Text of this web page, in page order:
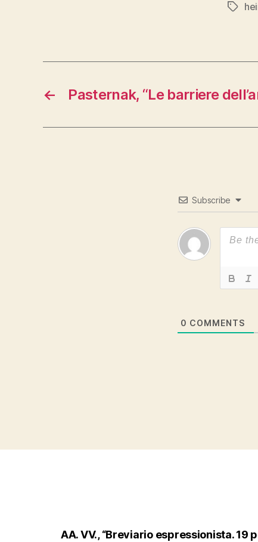
Tags
← Pasternak, “Le barriere
Subscribe
0 COMMENTS
AA. VV., “Breviario espressionista. 19